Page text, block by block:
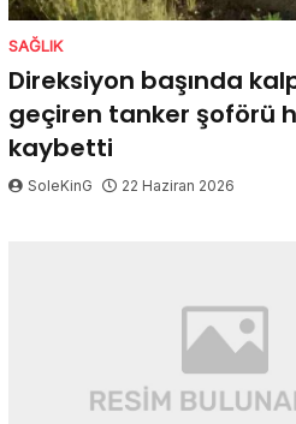
SAĞLIK
Direksiyon başında
geçiren tanker şoförü
kaybetti
SoleKinG 22 Haziran 2026